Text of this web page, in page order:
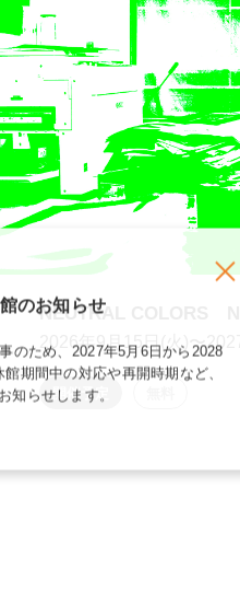
NEUTRAL COLORS
2026年9月15日(火)〜
開催予定
のお知らせ
のため、2027年5月6日から2028
期間中の対応や再開時期など、
知らせします。